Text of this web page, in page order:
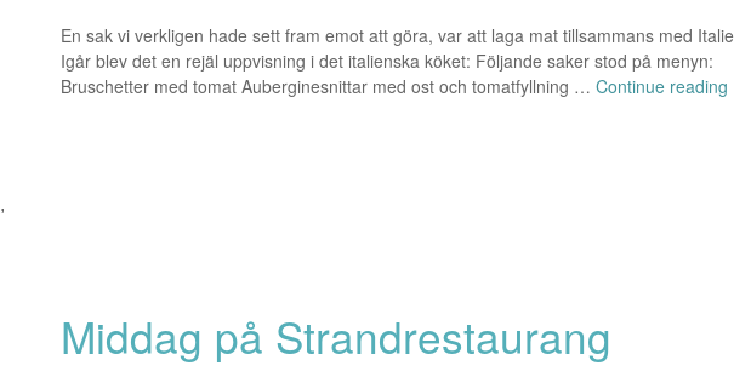
En sak vi verkligen hade sett fram emot att göra, var att laga mat tillsammans med
Igår blev det en rejäl uppvisning i det italienska köket: Följande saker stod på menyn:
Bruschetter med tomat Auberginesnittar med ost och tomatfyllning … Continue reading
,
Middag på Strandrestaurang